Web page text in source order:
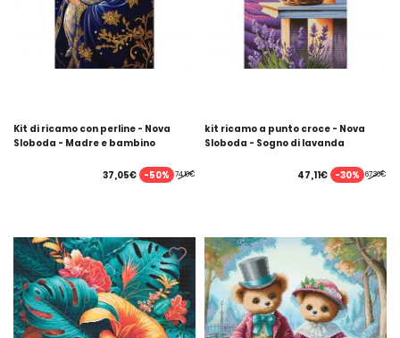
Kit di ricamo con perline - Nova
Sloboda - Madre e bambino
74,10€
37,05€ -50%
kit ricamo a punto croce - Nova
Sloboda - Sogno di lavanda
67,30€
47,11€ -30%